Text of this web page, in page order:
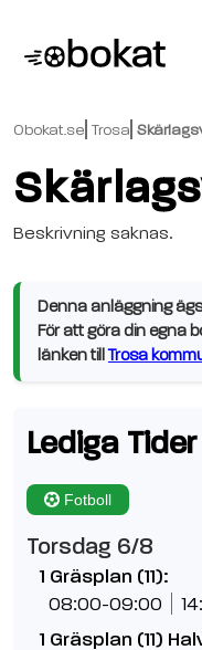
Obokat.se Trosa
Beskrivning saknas.
Denna anläggning
För att göra din egna
länken tillTrosa
Lediga Tider
Fotboll
Torsdag 6/8
1 Gräsplan (11):
08:00-09:00
1 Gräsplan (11)